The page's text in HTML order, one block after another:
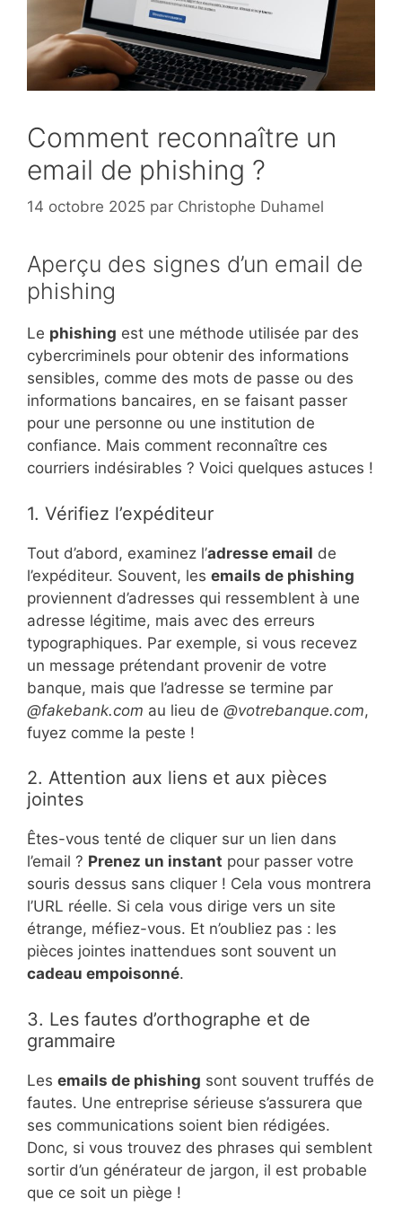
Comment reconnaître un
email de phishing ?
14 octobre 2025 par Christophe Duhamel
Aperçu des signes d’un email de
phishing
Le phishing est une méthode utilisée par des
cybercriminels pour obtenir des informations
sensibles, comme des mots de passe ou des
informations bancaires, en se faisant passer
pour une personne ou une institution de
confiance. Mais comment reconnaître ces
courriers indésirables ? Voici quelques astuces !
1. Vérifiez l’expéditeur
Tout d’abord, examinez l’adresse email de
l’expéditeur. Souvent, les emails de phishing
proviennent d’adresses qui ressemblent à une
adresse légitime, mais avec des erreurs
typographiques. Par exemple, si vous recevez
un message prétendant provenir de votre
banque, mais que l’adresse se termine par
@fakebank.com au lieu de @votrebanque.com,
fuyez comme la peste !
2. Attention aux liens et aux pièces
jointes
Êtes-vous tenté de cliquer sur un lien dans
l’email ? Prenez un instant pour passer votre
souris dessus sans cliquer ! Cela vous montrera
l’URL réelle. Si cela vous dirige vers un site
étrange, méfiez-vous. Et n’oubliez pas : les
pièces jointes inattendues sont souvent un
cadeau empoisonné.
3. Les fautes d’orthographe et de
grammaire
Les emails de phishing sont souvent truffés de
fautes. Une entreprise sérieuse s’assurera que
ses communications soient bien rédigées.
Donc, si vous trouvez des phrases qui semblent
sortir d’un générateur de jargon, il est probable
que ce soit un piège !